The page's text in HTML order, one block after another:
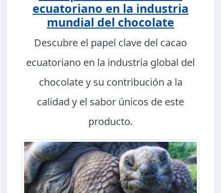
ecuatoriano en la industria
mundial del chocolate
Descubre el papel clave del cacao
ecuatoriano en la industria global del
chocolate y su contribución a la
calidad y el sabor únicos de este
producto.